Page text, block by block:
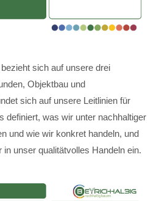
sich auf unsere drei
Objektbau und
sich auf unsere Leitlinien für
definiert, was wir unter nachhaltiger
und wie wir konkret handeln, und
unser qualitätvolles Handeln ein.